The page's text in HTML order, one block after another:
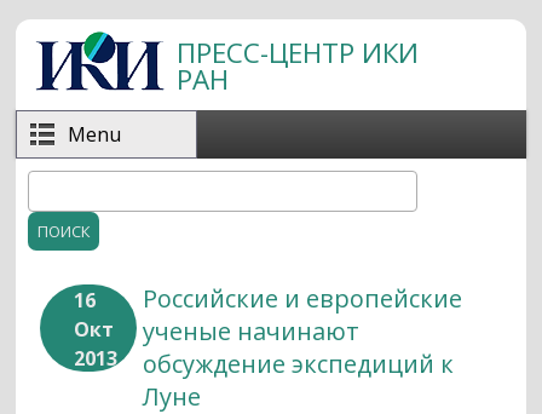
Перейти к основному содержанию
ПРЕСС-ЦЕНТР ИКИ
РАН
Menu
Форма поиска
16
Окт
2013
Российские и европейские
ученые начинают
обсуждение экспедиций к
Луне